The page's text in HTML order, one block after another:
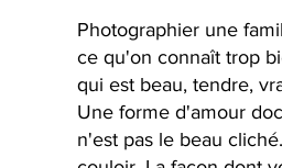
Photographier une
ce qu'on connaît trop
qui est beau, tendre,
Une forme d'amour
n'est pas le beau